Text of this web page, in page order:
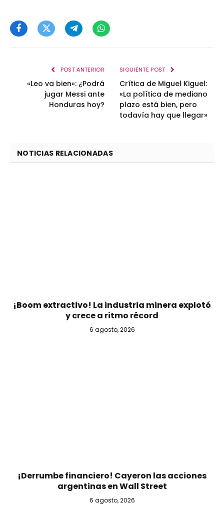
FacebookTwitterTelegramWhatsApp
POST ANTERIOR
«Leo va bien»: ¿Podrá
jugar Messi ante
Honduras hoy?
SIGUIENTE POST
Crítica de Miguel Kiguel:
«La política de mediano
plazo está bien, pero
todavía hay que llegar»
NOTICIAS RELACIONADAS
¡Boom extractivo! La industria minera explotó
y crece a ritmo récord
6 agosto, 2026
¡Derrumbe financiero! Cayeron las acciones
argentinas en Wall Street
6 agosto, 2026